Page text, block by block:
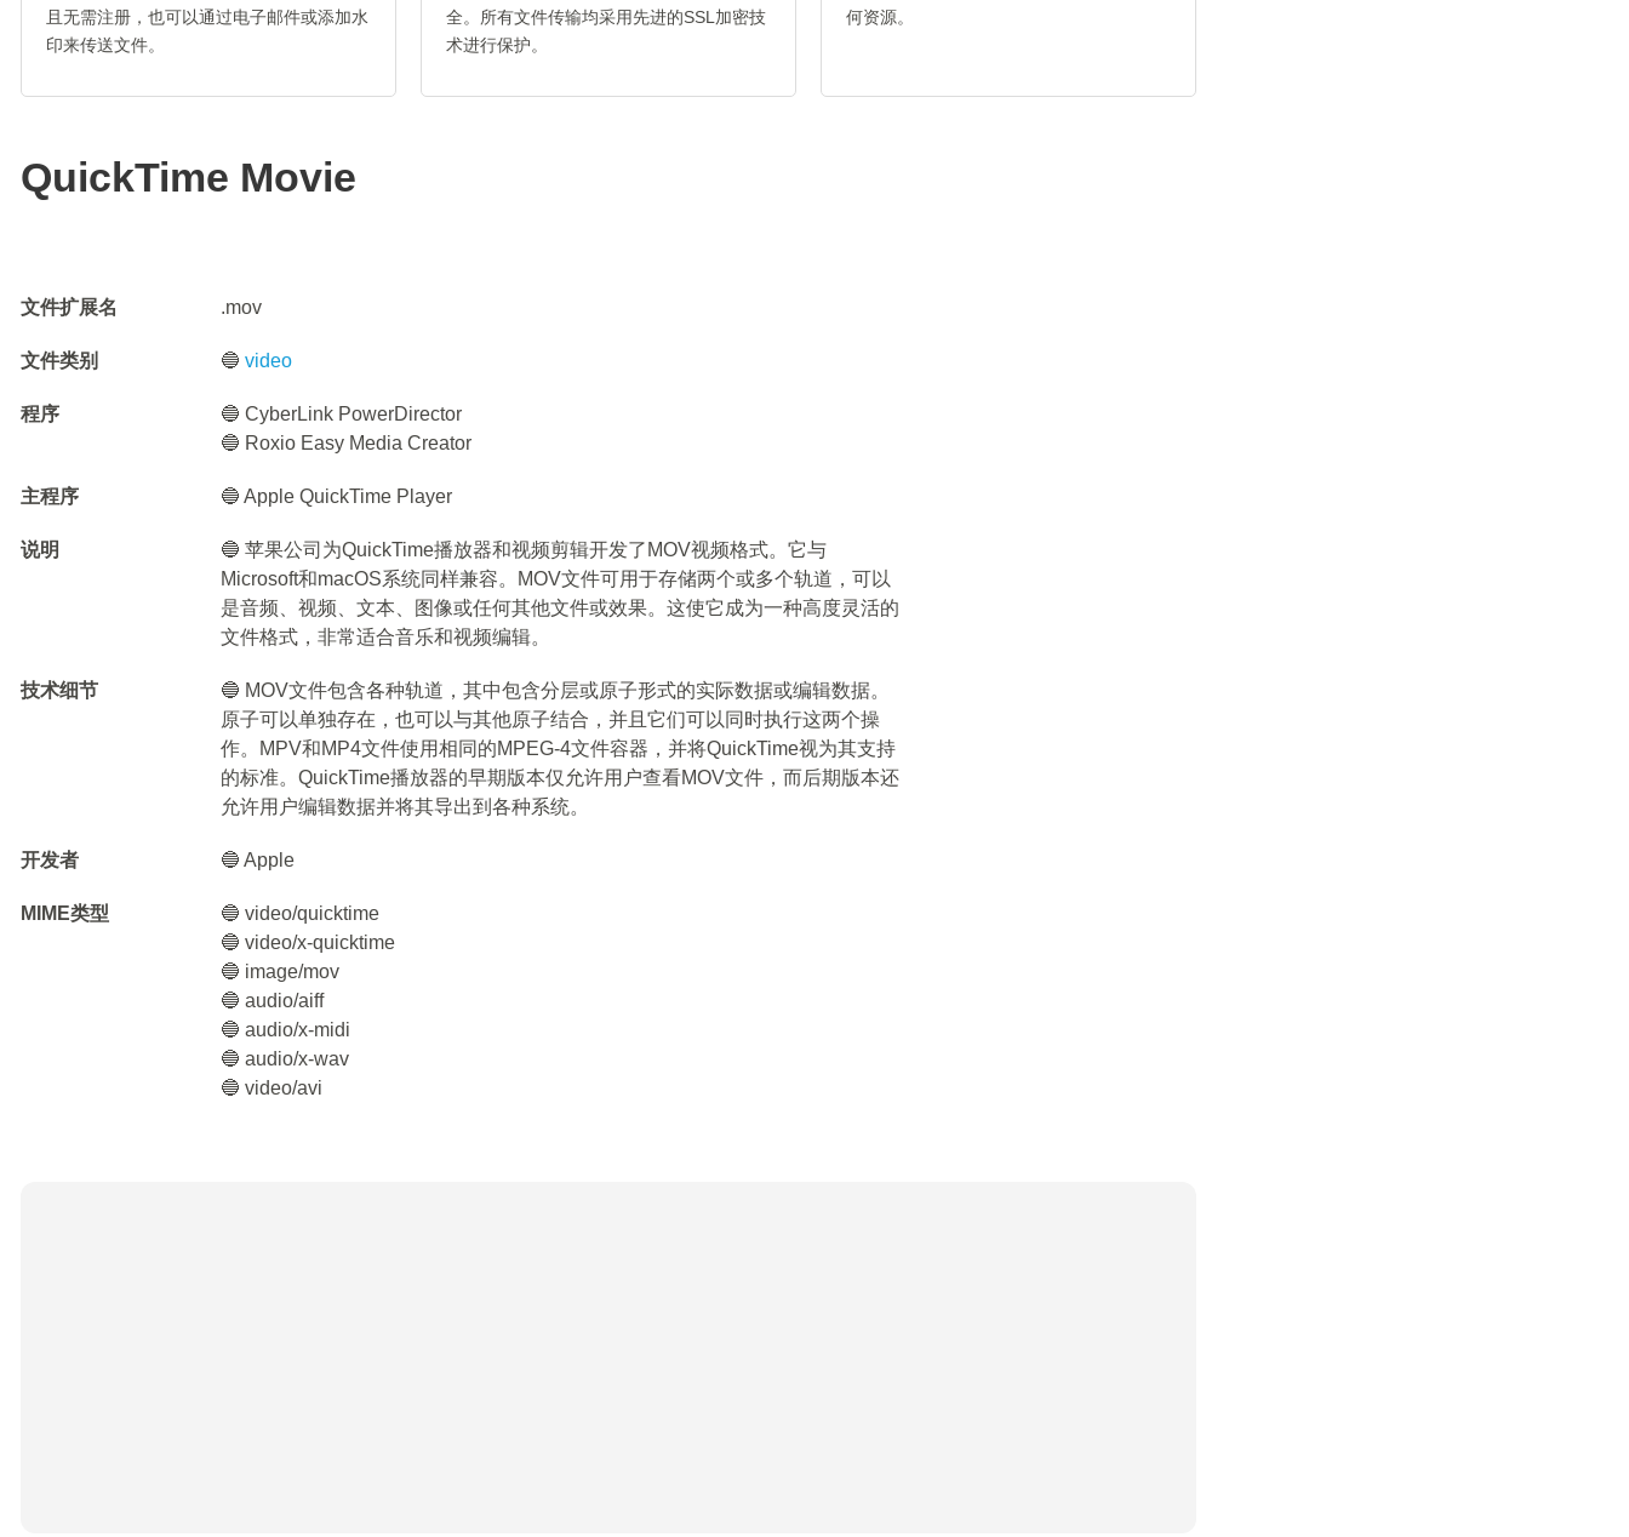
且无需注册，也可以通过电子邮件或添加水
印来传送文件。
全。所有文件传输均采用先进的SSL加密技
术进行保护。
何资源。
QuickTime Movie
文件扩展名 .mov
文件类别 🔵video
程序
🔵 CyberLink PowerDirector
🔵 Roxio Easy Media Creator
主程序 🔵 Apple QuickTime Player
说明
🔵 苹果公司为QuickTime播放器和视频剪辑开发了MOV视频格式。它与
Microsoft和macOS系统同样兼容。MOV文件可用于存储两个或多个轨道，可以
是音频、视频、文本、图像或任何其他文件或效果。这使它成为一种高度灵活的
文件格式，非常适合音乐和视频编辑。
技术细节
🔵 MOV文件包含各种轨道，其中包含分层或原子形式的实际数据或编辑数据。
原子可以单独存在，也可以与其他原子结合，并且它们可以同时执行这两个操
作。MPV和MP4文件使用相同的MPEG-4文件容器，并将QuickTime视为其支持
的标准。QuickTime播放器的早期版本仅允许用户查看MOV文件，而后期版本还
允许用户编辑数据并将其导出到各种系统。
开发者 🔵 Apple
MIME类型
🔵 video/quicktime
🔵 video/x-quicktime
🔵 image/mov
🔵 audio/aiff
🔵 audio/x-midi
🔵 audio/x-wav
🔵 video/avi